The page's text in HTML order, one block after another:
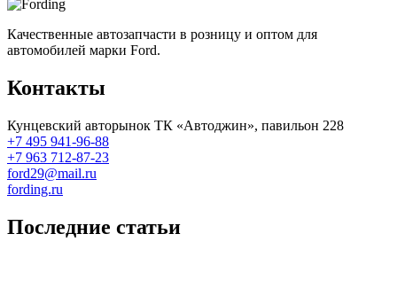
Качественные автозапчасти в розницу и оптом для
автомобилей марки Ford.
Контакты
Кунцевский авторынок ТК «Автоджин», павильон 228
+7 495 941-96-88
+7 963 712-87-23
ford29@mail.ru
fording.ru
Последние статьи